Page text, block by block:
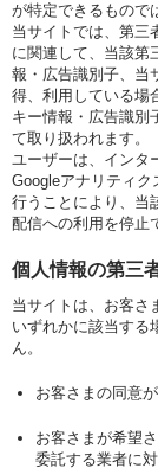
が特定できるもので
当サイトでは、第三
に関連して、当該第
報・広告識別子、当
得、利用している場
キー情報・広告識別
て取り扱われます。
ユーザーは、インタ
Googleアナリティ
行うことにより、当
配信への利用を停止
個人情報の第三
当サイトは、お客さ
いずれかに該当する
ん。
お客さまの同意
お客さまが希望
委託する業者に